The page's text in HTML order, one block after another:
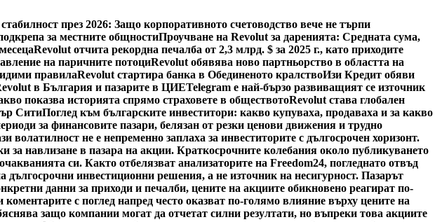
през 2026: Защо корпоративното счетоводство вече не търпи
за местните общностиПроучване на Revolut за даренията: Средната сума,
Revolut отчита рекордна печалба от 2,3 млрд. $ за 2025 г., като приходите
на паричните потоциRevolut обявява ново партньорство в областта на
правилаRevolut стартира банка в Обединеното кралствоИзи Кредит обяви
в България и пазарите в ЦИЕTelegram е най-бързо развиващият се източник
показва историята спрямо страховете в обществотоRevolut става глобален
СитиПоглед към българските инвеститори: какво купуваха, продаваха и за какво
за финансовите пазари, белязан от резки ценови движения и трудно
не е непременно заплаха за инвеститорите с дългосрочен хоризонт.
за навлизане в пазара на акции. Краткосрочните колебания около публикуването
си. Както отбелязват анализаторите на Freedom24, погледнато отвъд
инвестиционни решения, а не източник на несигурност. Пазарът
данни за приходи и печалби, цените на акциите обикновено реагират по-
с поглед напред често оказват по-голямо влияние върху цените на
защо компании могат да отчетат силни резултати, но въпреки това акциите